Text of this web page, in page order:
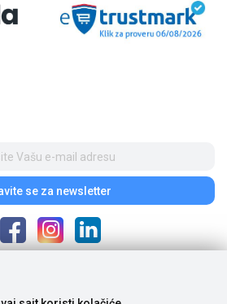
se za newsletter
našem sajtu iskazane su u dinarima. Porez je